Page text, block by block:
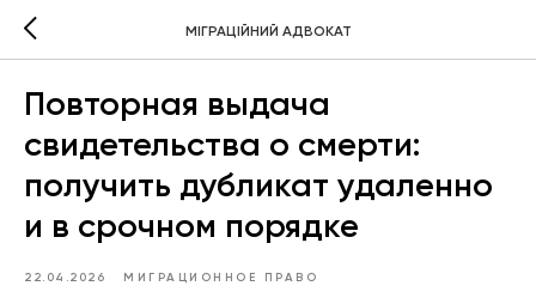
МІГРАЦІЙНИЙ АДВОКАТ
Повторная выдача
свидетельства о смерти:
получить дубликат удаленно
и в срочном порядке
22.04.2026 МИГРАЦИОННОЕ ПРАВО